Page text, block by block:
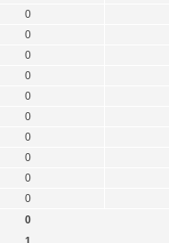
0
0
0
0
0
0
0
0
0
0
0